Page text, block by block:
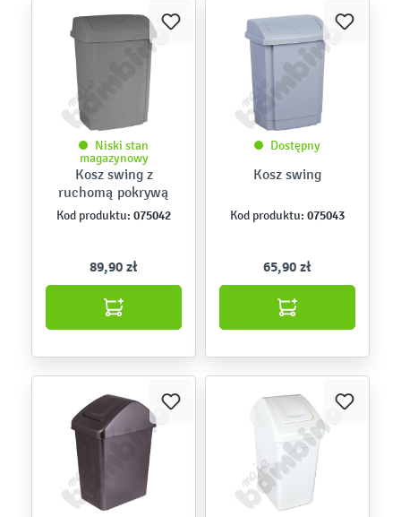
Niski stan
magazynowy
Kosz swing z
ruchomą pokrywą
Kod produktu: 075042
89,90 zł
Dostępny
Kosz swing
Kod produktu: 075043
65,90 zł